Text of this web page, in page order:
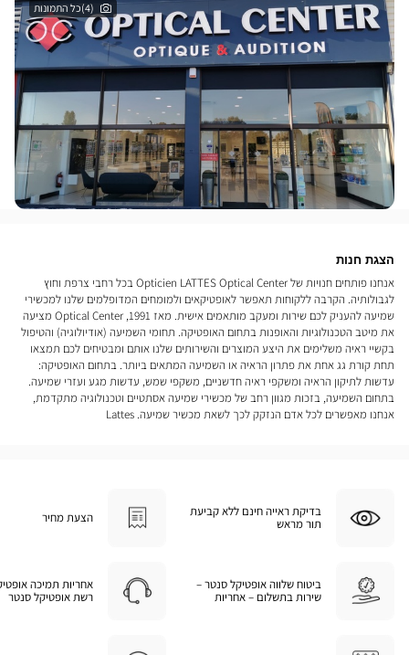
(4)כל התמונות
הצגת חנות
אנחנו פותחים חנויות של Opticien LATTES Optical Center בכל רחבי צרפת וחוץ
לגבולותיה. הקרבה ללקוחות תאפשר לאופטיקאים ולמומחים המדופלמים שלנו למכשירי
שמיעה להעניק לכם שירות ומעקב מותאמים אישית. מאז 1991, Optical Center מציעה
את מיטב הטכנולוגיות והאופנות בתחום האופטיקה. תחומי השמיעה (אודיולוגיה) והטיפול
בקשיי ראיה משלימים את היצע המוצרים והשירותים שלנו אותם ומבטיחים לכם תמצאו
תחת קורת גג אחת את פתרון הראיה או השמיעה המתאים ביותר. בתחום האופטיקה:
עדשות לתיקון הראיה ומשקפי ראיה חדשניים, משקפי שמש, עדשות מגע ועזרי שמיעה.
בתחום השמיעה, בזכות מגוון רחב של מכשירי שמיעה אסתטיים וטכנולוגיה מתקדמת,
אנחנו מאפשרים לכל אדם הנזקק לכך לשאת מכשיר שמיעה. Lattes
בדיקת ראייה חינם ללא קביעת
תור מראש
הצעת מחיר
ביטוח שלווה אופטיקל סנטר –
שירות בתשלום – אחריות
אחריות תמיכה
רשת אופטיקל סנטר